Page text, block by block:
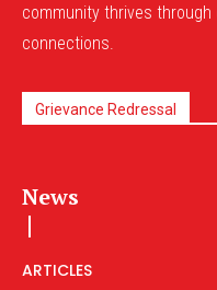
community thrives through
connections.
Grievance Redressal
News
ARTICLES